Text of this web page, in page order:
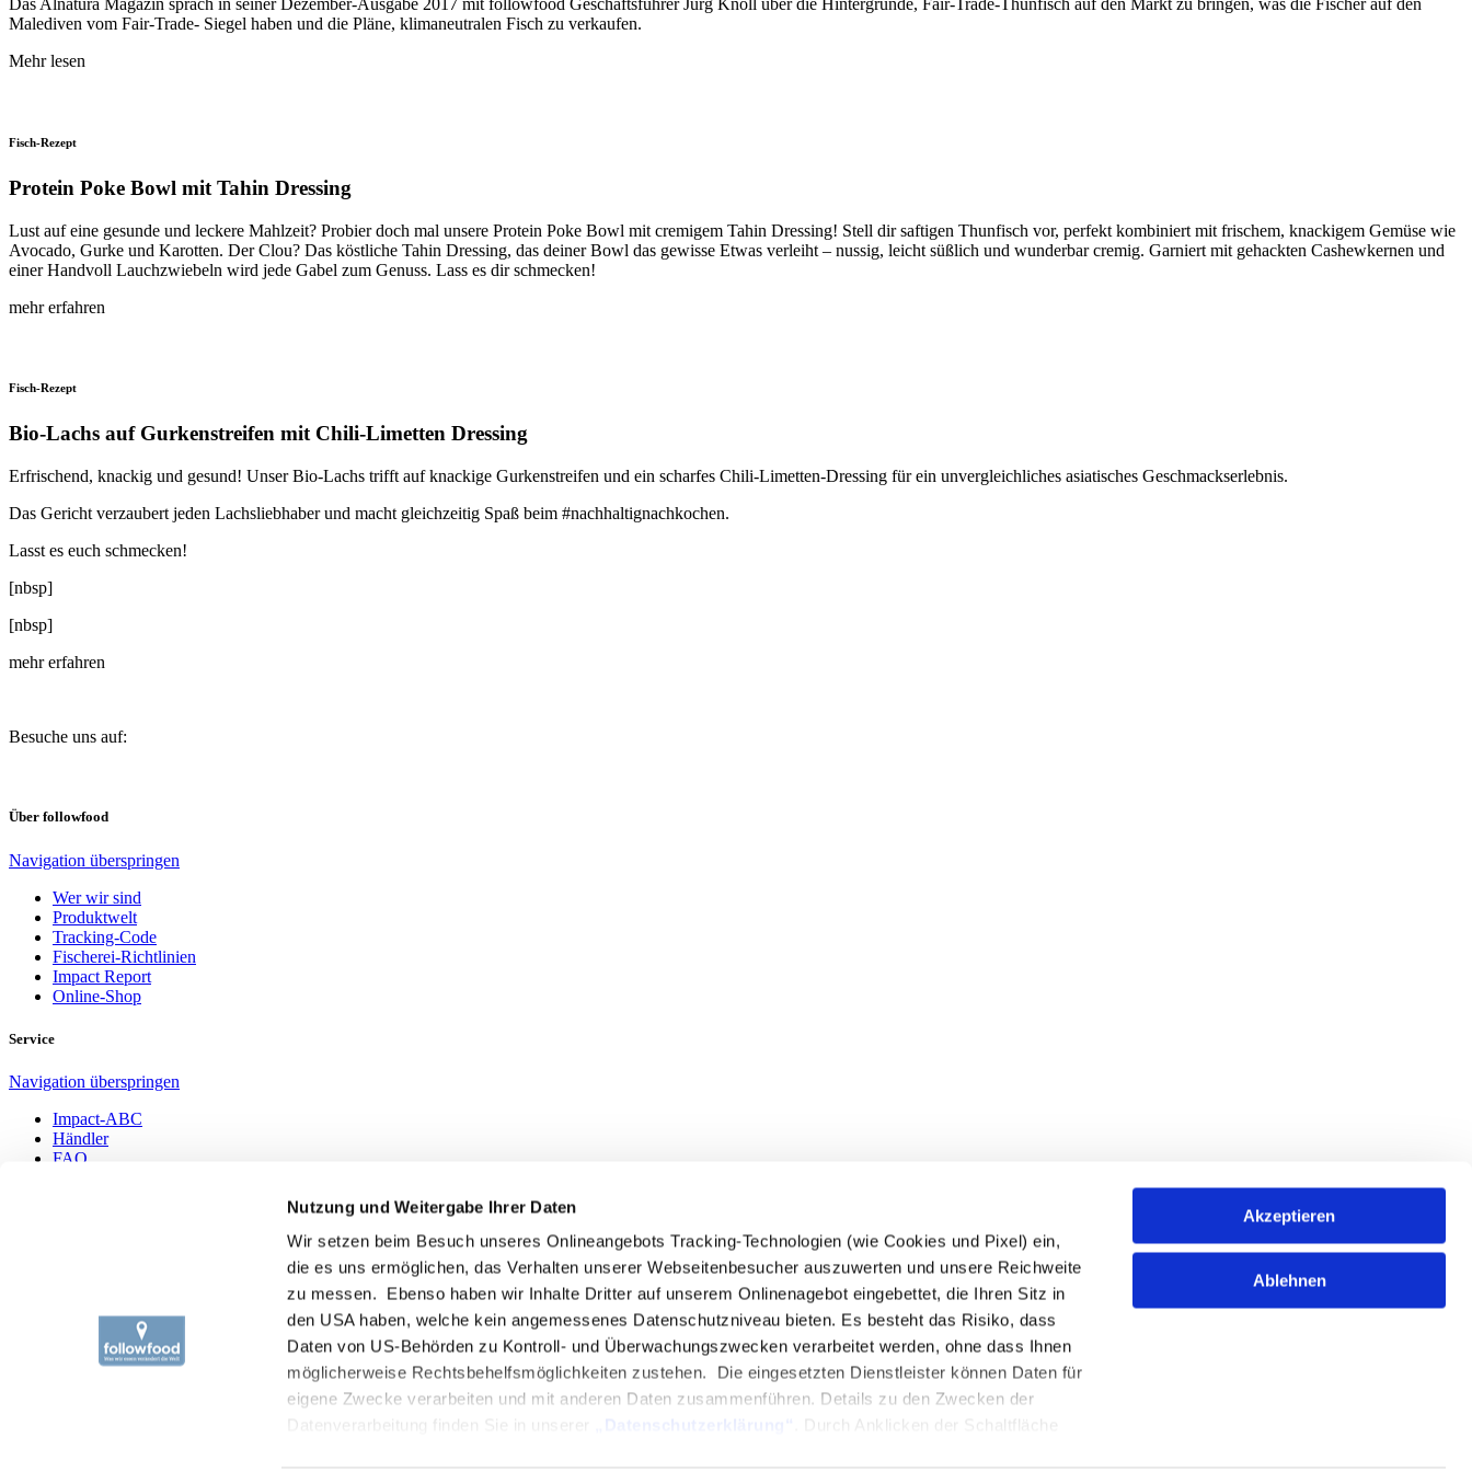
Nutzung und Weitergabe Ihrer Daten
Wir setzen beim Besuch unseres Onlineangebots Tracking-Technologien (wie Cookies und Pixel) ein,
die es uns ermöglichen, das Verhalten unserer Webseitenbesucher auszuwerten und unsere Reichweite
zu messen. Ebenso haben wir Inhalte Dritter auf unserem Onlinenagebot eingebettet, die Ihren Sitz in
den USA haben, welche kein angemessenes Datenschutzniveau bieten. Es besteht das Risiko, dass
Daten von US-Behörden zu Kontroll- und Überwachungszwecken verarbeitet werden, ohne dass Ihnen
möglicherweise Rechtsbehelfsmöglichkeiten zustehen. Die eingesetzten Dienstleister können Daten für
eigene Zwecke verarbeiten und mit anderen Daten zusammenführen. Details zu den Zwecken der
Datenverarbeitung finden Sie in unserer
„Datenschutzerklärung“
. Durch Anklicken der Schaltfläche
Akzeptieren
Ablehnen
Malediven vom Fair-Trade- Siegel haben und die Pläne, klimaneutralen Fisch zu verkaufen.
Mehr lesen
Fisch-Rezept
Protein Poke Bowl mit Tahin Dressing
Lust auf eine gesunde und leckere Mahlzeit? Probier doch mal unsere Protein Poke Bowl mit cremigem Tahin Dressing! Stell dir saftigen Thunfisch vor, perfekt kombiniert mit frischem, knackigem Gemüse wie
Avocado, Gurke und Karotten. Der Clou? Das köstliche Tahin Dressing, das deiner Bowl das gewisse Etwas verleiht – nussig, leicht süßlich und wunderbar cremig. Garniert mit gehackten Cashewkernen und
einer Handvoll Lauchzwiebeln wird jede Gabel zum Genuss. Lass es dir schmecken!
mehr erfahren
Fisch-Rezept
Bio-Lachs auf Gurkenstreifen mit Chili-Limetten Dressing
Erfrischend, knackig und gesund! Unser Bio-Lachs trifft auf knackige Gurkenstreifen und ein scharfes Chili-Limetten-Dressing für ein unvergleichliches asiatisches Geschmackserlebnis.
Das Gericht verzaubert jeden Lachsliebhaber und macht gleichzeitig Spaß beim #nachhaltignachkochen.
Lasst es euch schmecken!
[nbsp]
[nbsp]
mehr erfahren
Besuche uns auf:
Über followfood
Navigation überspringen
Wer wir sind
Produktwelt
Tracking-Code
Fischerei-Richtlinien
Impact Report
Online-Shop
Service
Navigation überspringen
Impact-ABC
Händler
FAQ
info@followfood.de